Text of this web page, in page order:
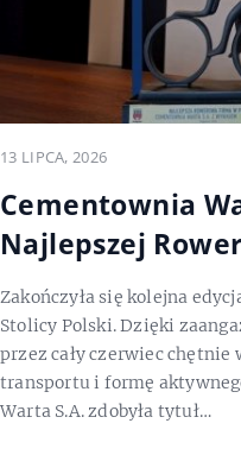
Cementownia
Najlepszej
13 LIPCA, 2026
Zakończyła się kolejna
Stolicy Polski. Dzięki
przez cały czerwiec
transportu i formę
Warta S.A. zdobyła tytuł…